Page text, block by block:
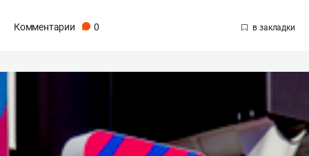
Комментарии 0